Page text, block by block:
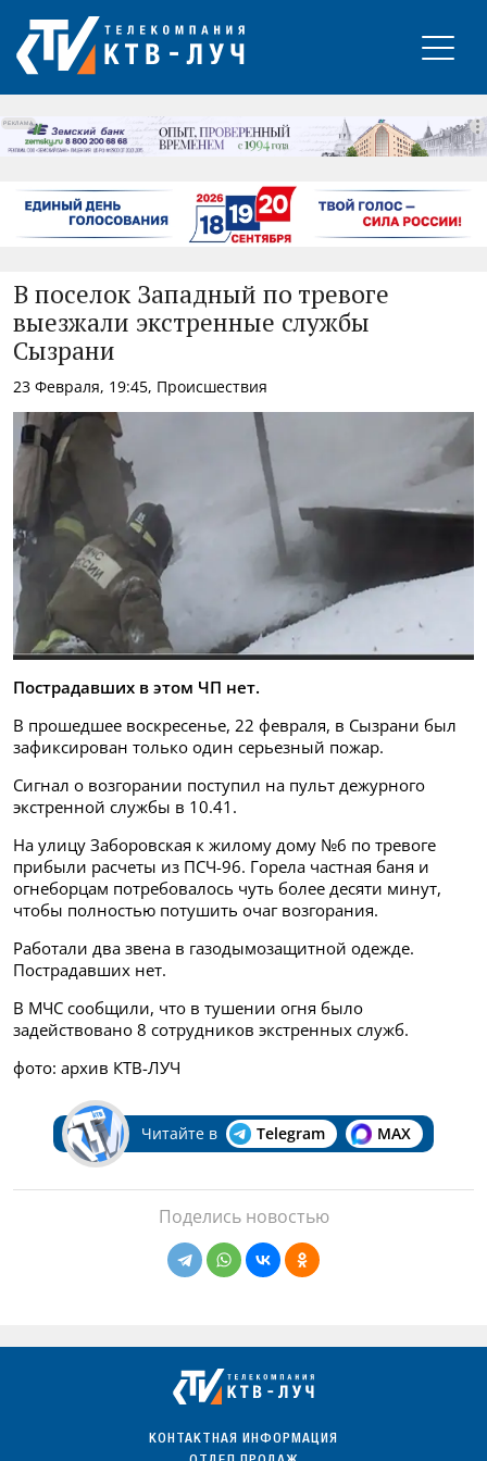
РЕКЛАМА
В поселок Западный по тревоге
выезжали экстренные службы
Сызрани
23 Февраля, 19:45, Происшествия
Пострадавших в этом ЧП нет.
В прошедшее воскресенье, 22 февраля, в Сызрани был
зафиксирован только один серьезный пожар.
Сигнал о возгорании поступил на пульт дежурного
экстренной службы в 10.41.
На улицу Заборовская к жилому дому №6 по тревоге
прибыли расчеты из ПСЧ-96. Горела частная баня и
огнеборцам потребовалось чуть более десяти минут,
чтобы полностью потушить очаг возгорания.
Работали два звена в газодымозащитной одежде.
Пострадавших нет.
В МЧС сообщили, что в тушении огня было
задействовано 8 сотрудников экстренных служб.
фото: архив КТВ-ЛУЧ
Читайте в Telegram MAX
Поделись новостью
КОНТАКТНАЯ ИНФОРМАЦИЯ